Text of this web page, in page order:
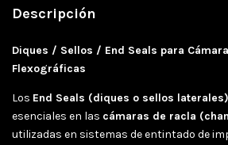
Descripción
Diques / Sellos / End Seals para
Flexográficas
Los End Seals (diques o sellos laterales)
esenciales en las cámaras de racla
utilizadas en sistemas de entintado de